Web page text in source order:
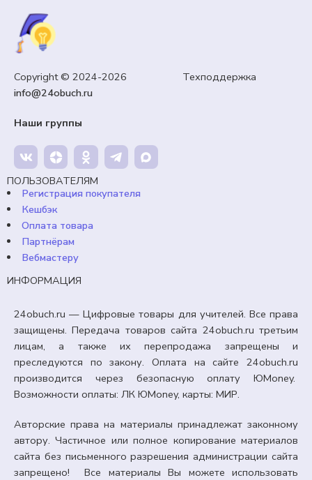
СЦЕНАРИИ
Сценарий торжественной линейки «1 Сентября —
Продавец:24obuch.ru
В корзину
Copyright © 2024-2026 Техподдержка
info@24obuch.ru
Наши группы
ПОЛЬЗОВАТЕЛЯМ
Регистрация покупателя
Кешбэк
Оплата товара
Партнёрам
Вебмастеру
ИНФОРМАЦИЯ
24obuch.ru — Цифровые товары для учителей. Все права
защищены. Передача товаров сайта 24obuch.ru третьим
лицам, а также их перепродажа запрещены и
преследуются по закону. Оплата на сайте 24obuch.ru
производится через безопасную оплату ЮMoney.
Возможности оплаты: ЛК ЮMoney, карты: МИР.
Авторские права на материалы принадлежат законному
автору. Частичное или полное копирование материалов
сайта без письменного разрешения администрации сайта
запрещено! Все материалы Вы можете использовать